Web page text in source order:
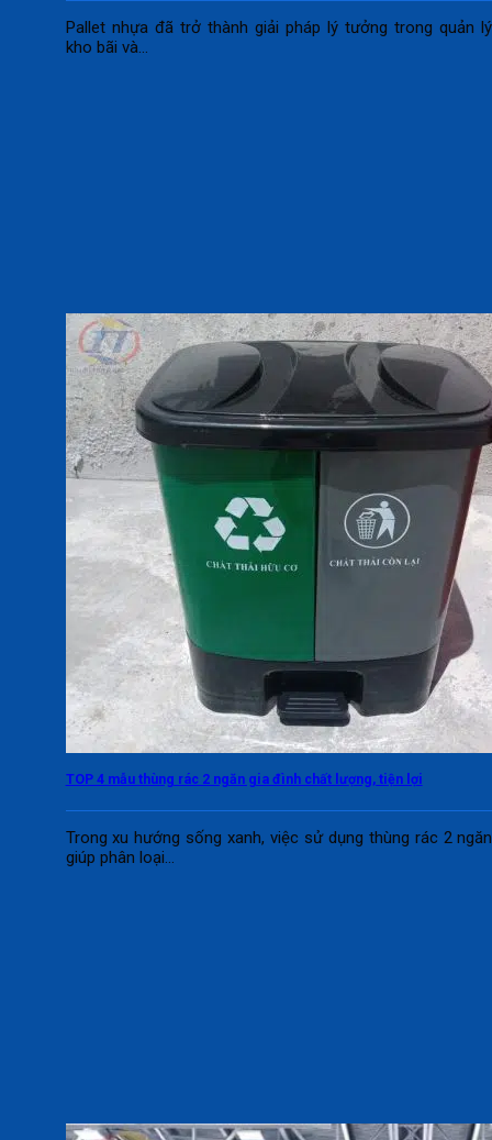
Pallet nhựa đã trở thành giải pháp lý tưởng trong quản lý
kho bãi và...
TOP 4 mẫu thùng rác 2 ngăn gia đình chất lượng, tiện lợi
Trong xu hướng sống xanh, việc sử dụng thùng rác 2 ngăn
giúp phân loại...